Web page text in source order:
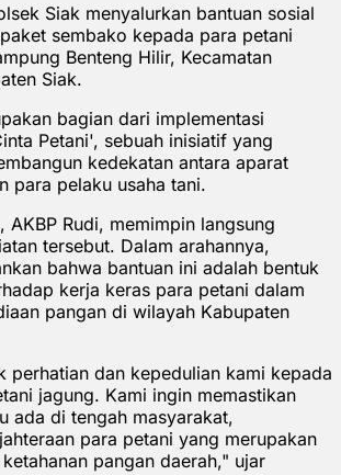
Siak menyalurkan bantuan sosial
sembako kepada para petani
Benteng Hilir, Kecamatan
Siak.
bagian dari implementasi
Petani', sebuah inisiatif yang
kedekatan antara aparat
para pelaku usaha tani.
AKBP Rudi, memimpin langsung
tersebut. Dalam arahannya,
bahwa bantuan ini adalah bentuk
kerja keras para petani dalam
pangan di wilayah Kabupaten
perhatian dan kepedulian kami kepada
jagung. Kami ingin memastikan
ada di tengah masyarakat,
para petani yang merupakan
pangan daerah," ujar